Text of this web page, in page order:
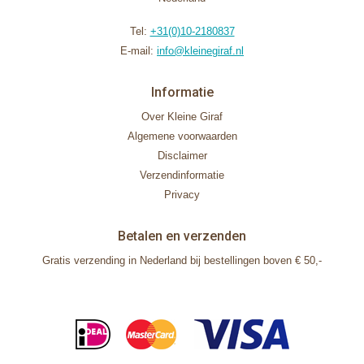
Tel: +31(0)10-2180837
E-mail: info@kleinegiraf.nl
Informatie
Over Kleine Giraf
Algemene voorwaarden
Disclaimer
Verzendinformatie
Privacy
Betalen en verzenden
Gratis verzending in Nederland bij bestellingen boven € 50,-